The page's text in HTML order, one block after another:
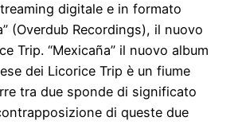
digitale e in formato
(Overdub Recordings), il nuovo
Trip. “Mexicaña” il nuovo album
dei Licorice Trip è un fiume
tra due sponde di significato
di queste due